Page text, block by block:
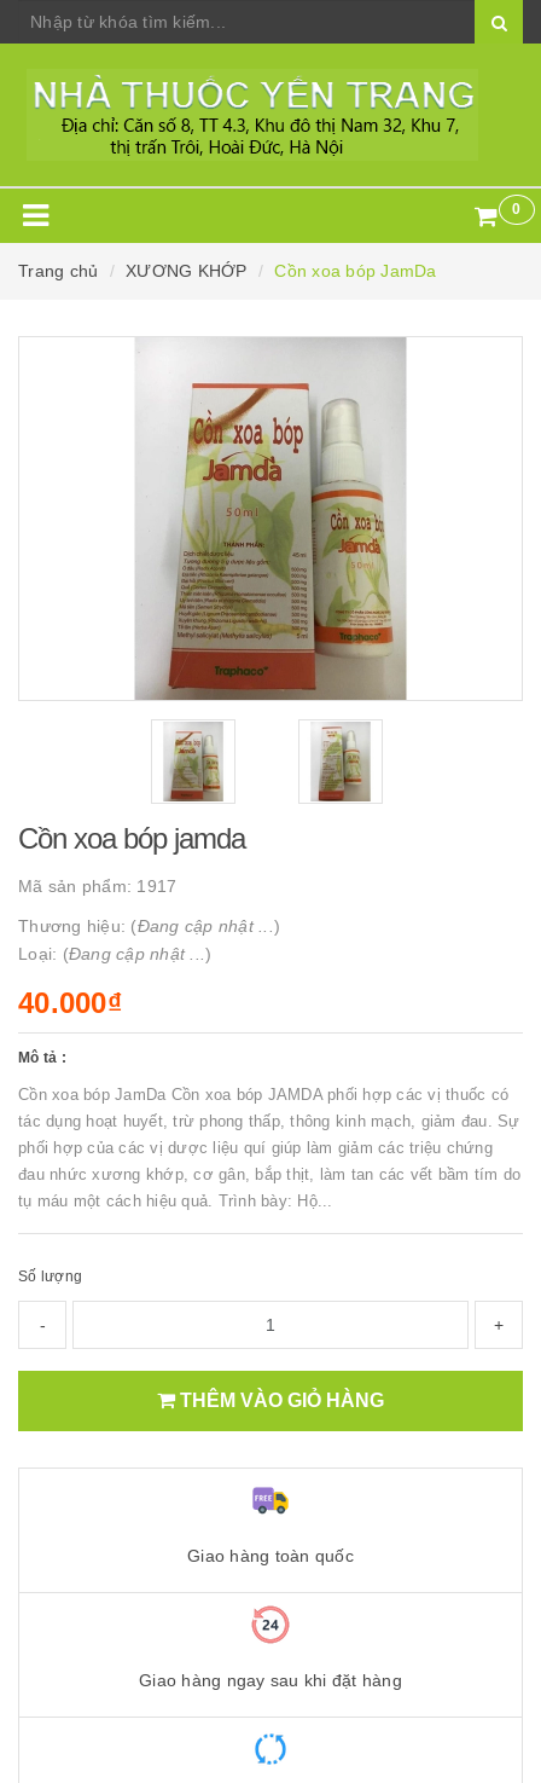
0
Trang chủ XƯƠNG KHỚP Cồn xoa bóp JamDa
Cồn xoa bóp jamda
Mã sản phẩm: 1917
Thương hiệu: (Đang cập nhật ... )
Loại: (Đang cập nhật ... )
40.000₫
Mô tả :
Cồn xoa bóp JamDa Cồn xoa bóp JAMDA phối hợp các vị thuốc có
tác dụng hoạt huyết, trừ phong thấp, thông kinh mạch, giảm đau. Sự
phối hợp của các vị dược liệu quí giúp làm giảm các triệu chứng
đau nhức xương khớp, cơ gân, bắp thịt, làm tan các vết bầm tím do
tụ máu một cách hiệu quả. Trình bày: Hộ...
Số lượng
- +
THÊM VÀO GIỎ HÀNG
Giao hàng toàn quốc
Giao hàng ngay sau khi đặt hàng